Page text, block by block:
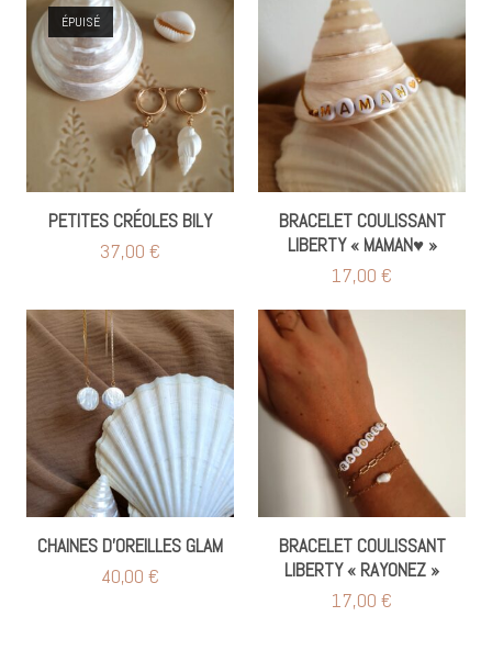
ÉPUISÉ
PETITES CRÉOLES BILY
37,00 €
BRACELET COULISSANT
LIBERTY « MAMAN♥︎ »
17,00€
CHAINES D’OREILLES GLAM
40,00 €
BRACELET COULISSANT
LIBERTY « RAYONEZ »
17,00€